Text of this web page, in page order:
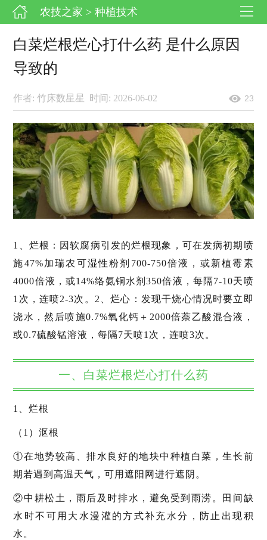
农技之家 > 种植技术
白菜烂根烂心打什么药 是什么原因
导致的
作者: 竹床数星星 时间: 2026-06-02 23
1、烂根：因软腐病引发的烂根现象，可在发病初期喷
施47%加瑞农可湿性粉剂700-750倍液，或新植霉素
4000倍液，或14%络氨铜水剂350倍液，每隔7-10天喷
1次，连喷2-3次。2、烂心：发现干烧心情况时要立即
浇水，然后喷施0.7%氧化钙＋2000倍萘乙酸混合液，
或0.7硫酸锰溶液，每隔7天喷1次，连喷3次。
一、白菜烂根烂心打什么药
1、烂根
（1）沤根
①在地势较高、排水良好的地块中种植白菜，生长前
期若遇到高温天气，可用遮阳网进行遮阴。
②中耕松土，雨后及时排水，避免受到雨涝。田间缺
水时不可用大水漫灌的方式补充水分，防止出现积
水。